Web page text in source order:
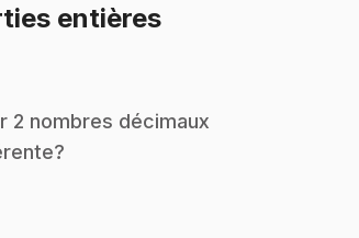
entières
2 nombres décimaux